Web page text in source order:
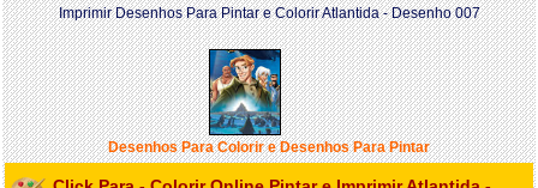
Imprimir Desenhos Para Pintar e Colorir Atlantida - Desenho 007
Desenhos Para Colorir e Desenhos Para Pintar